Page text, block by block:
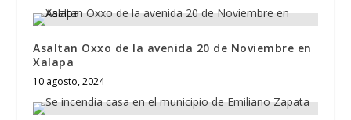
Asaltan Oxxo de la avenida 20 de Noviembre en
Xalapa
10 agosto, 2024